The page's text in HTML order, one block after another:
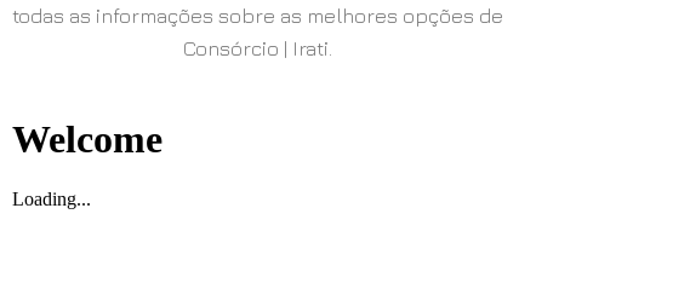
todas as informações sobre as melhores opções de
Consórcio | Irati.